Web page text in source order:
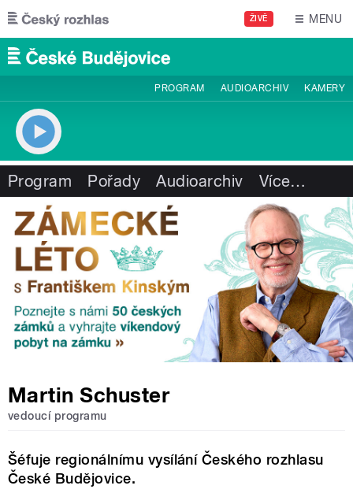
Přejít k hlavnímu obsahu
ŽIVĚ MENU
PROGRAM AUDIOARCHIV KAMERY
Program Pořady Audioarchiv Více…
Martin Schuster
vedoucí programu
Šéfuje regionálnímu vysílání Českého rozhlasu
České Budějovice.